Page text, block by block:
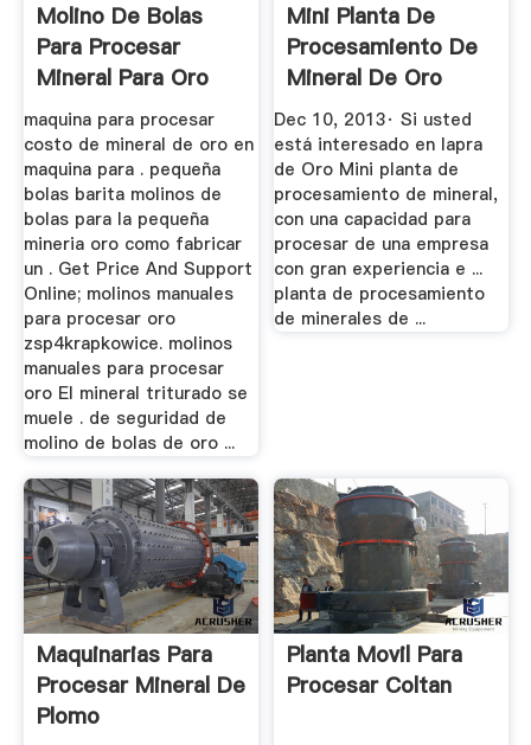
Molino De Bolas
Para Procesar
Mineral Para Oro
maquina para procesar
costo de mineral de oro en
maquina para . pequeña
bolas barita molinos de
bolas para la pequeña
mineria oro como fabricar
un . Get Price And Support
Online; molinos manuales
para procesar oro
zsp4krapkowice. molinos
manuales para procesar
oro El mineral triturado se
muele . de seguridad de
molino de bolas de oro ...
Mini Planta De
Procesamiento De
Mineral De Oro
YouTube
Dec 10, 2013· Si usted
está interesado en lapra
de Oro Mini planta de
procesamiento de mineral,
con una capacidad para
procesar de una empresa
con gran experiencia e ...
planta de procesamiento
de minerales de ...
Maquinarias Para
Procesar Mineral De
Plomo
Planta Movil Para
Procesar Coltan